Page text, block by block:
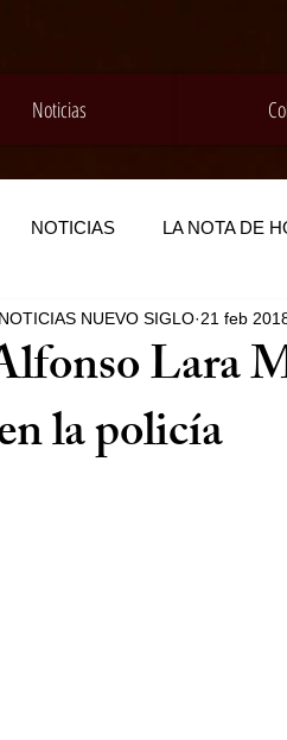
Noticias
NOTICIAS LA NOTA DE
Lara
la policía
NUEVO SIGLO 21 feb